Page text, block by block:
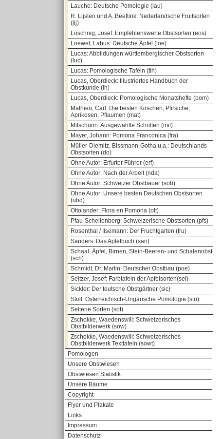
Lauche: Deutsche Pomologie (lau)
R. Lijsten und A. Beeftink: Nederlandsche Fruitsorten
(lij)
Löschnig, Josef: Empfehlenswerte Obstsorten (eos)
Loewel; Labus: Deutsche Äpfel (loe)
Lucas: Abbildungen württembergischer Obstsorten
(luc)
Lucas: Pomologische Tafeln (tih)
Lucas, Oberdieck: Illustriertes Handbuch der
Obstkunde (ih)
Lucas, Oberdieck: Pomologische Monatshefte (pom)
Mathieu, Carl: Die besten Kirschen, Pfirsiche,
Aprikosen, Pflaumen (mat)
Mitschurin: Ausgewählte Schriften (mit)
Mayer, Johann: Pomona Franconica (fra)
Müller-Diemitz, Bissmann-Gotha u.a.: Deutschlands
Obstsorten (do)
Ohne Autor: Erfurter Führer (erf)
Ohne Autor: Nach der Arbeit (nda)
Ohne Autor: Schweizer Obstbauer (sob)
Ohne Autor: Unsere besten Deutschen Obstsorten
(ubd)
Ottolander: Flora en Pomona (ott)
Pfau-Schellenberg: Schweizerische Obstsorten (pfs)
Rosenthal / Ilsemann: Der Fruchtgarten (fru)
Sanders: Das Apfelbuch (san)
Schaal: Äpfel, Birnen, Stein-Beeren- und Schalenobst
(sch)
Schmidt, Dr. Martin: Deutscher Obstbau (poe)
Seitzer, Josef: Farbtafeln der Apfelsorten(sei)
Sickler: Der teutsche Obstgärtner (sic)
Stoll: Österreichisch-Ungarische Pomologie (sto)
Seltene Sorten (sot)
Zschokke, Waedenswill: Schweizerisches
Obstbilderwerk (sow)
Zschokke, Waedenswill: Schweizerisches
Obstbilderwerk Texttafeln (sowt)
Pomologen
Unsere Obstwiesen
Obstwiesen Statistik
Unsere Bäume
Copyright
Flyer und Plakate
Links
Impressum
Datenschutz